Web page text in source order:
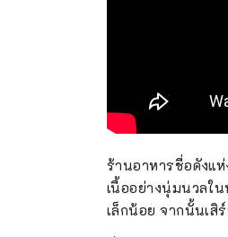
ร้านอาหารชื่อดังแ
เนื้ออย่างนุ่มนวลใ
เล็กน้อย จากนั้นเสิ